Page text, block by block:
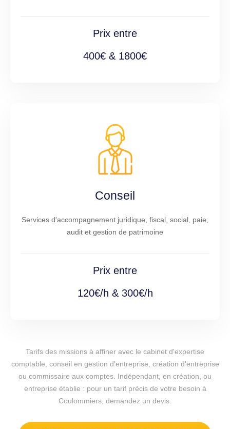
Prix entre
400€ & 1800€
Conseil
Services d'accompagnement juridique, fiscal, social, paie,
audit et gestion de patrimoine
Prix entre
120€/h & 300€/h
Tarifs des missions à affiner avec le cabinet d'expertise
comptable, conseil en gestion d'entreprise, création d'entreprise
ou commissaire aux comptes. Indépendant, en création, ou
entreprise établie : pour un tarif précis de votre besoin à
Coulommiers, demandez un devis.